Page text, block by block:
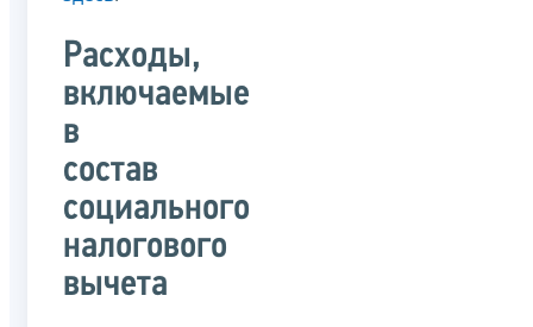
Расходы,
включаемые
в
состав
социального
налогового
вычета